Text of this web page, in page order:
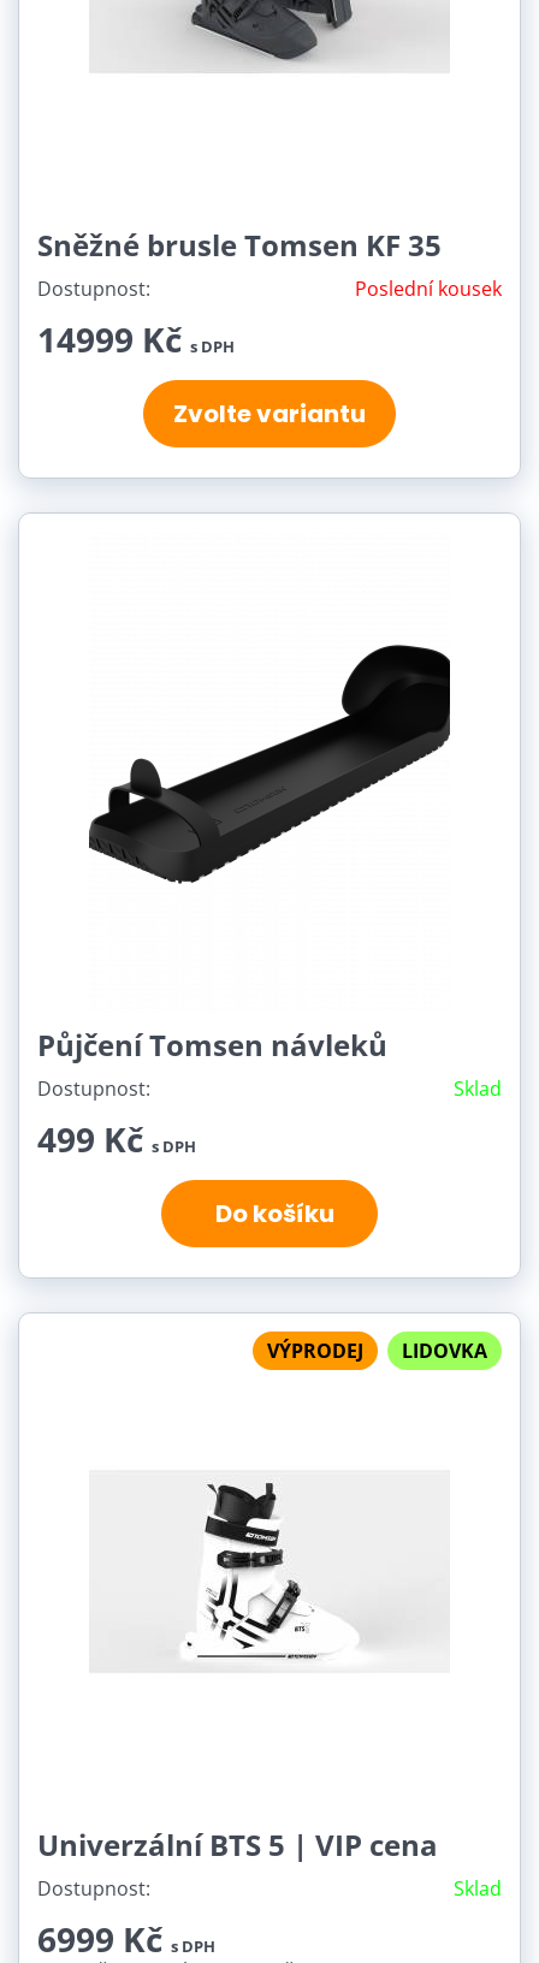
Sněžné brusle Tomsen KF 35
Dostupnost: Poslední kousek
14999 Kč s DPH
Zvolte variantu
Půjčení Tomsen návleků
Dostupnost: Sklad
499 Kč s DPH
Do košíku
VÝPRODEJ LIDOVKA
Univerzální BTS 5 | VIP cena
Dostupnost: Sklad
6999 Kč s DPH